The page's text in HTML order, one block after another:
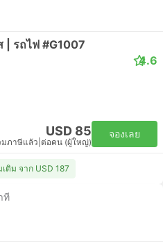
| รถไฟ #G1007
4.6
USD 85
มภาษีแล้ว ต่อคน (ผู้ใหญ่)
จองเลย
เติม จาก USD 187
ที